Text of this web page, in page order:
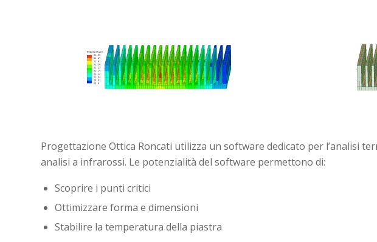
Progettazione Ottica Roncati utilizza un software dedicato per l’analisi
analisi a infrarossi. Le potenzialità del software permettono di:
Scoprire i punti critici
Ottimizzare forma e dimensioni
Stabilire la temperatura della piastra